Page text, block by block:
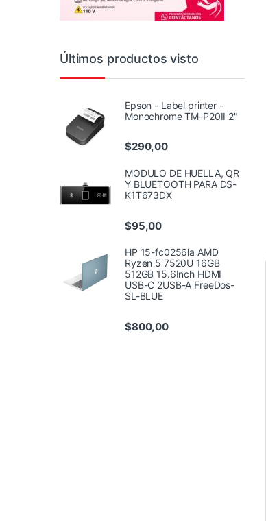
Últimos productos visto
Epson - Label printer -
Monochrome TM-P20II 2"
$290,00
MODULO DE HUELLA, QR
Y BLUETOOTH PARA DS-
K1T673DX
$95,00
HP 15-fc0256la AMD
Ryzen 5 7520U 16GB
512GB 15.6Inch HDMI
USB-C 2USB-A FreeDos-
SL-BLUE
$800,00